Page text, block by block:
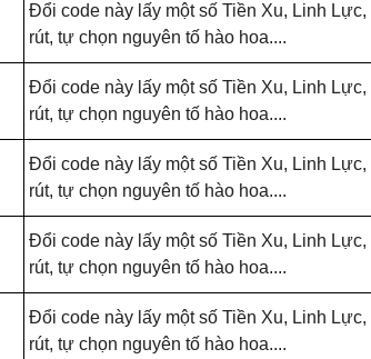
Đổi code này lấy một số Tiền Xu, Linh Lực,
rút, tự chọn nguyên tố hào hoa....
Đổi code này lấy một số Tiền Xu, Linh Lực,
rút, tự chọn nguyên tố hào hoa....
Đổi code này lấy một số Tiền Xu, Linh Lực,
rút, tự chọn nguyên tố hào hoa....
Đổi code này lấy một số Tiền Xu, Linh Lực,
rút, tự chọn nguyên tố hào hoa....
Đổi code này lấy một số Tiền Xu, Linh Lực,
rút, tự chọn nguyên tố hào hoa....